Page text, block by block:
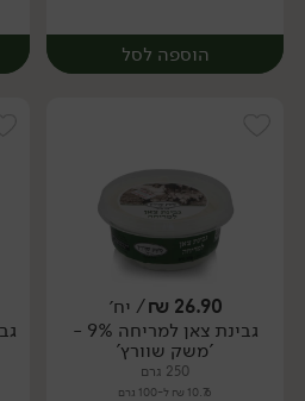
הוספה לסל
יח׳
26.90
₪/ יח׳
גבינת צאן למריחה 9% -
'משק שוורץ'
250 גרם
10.76 ₪ ל-100 גרם